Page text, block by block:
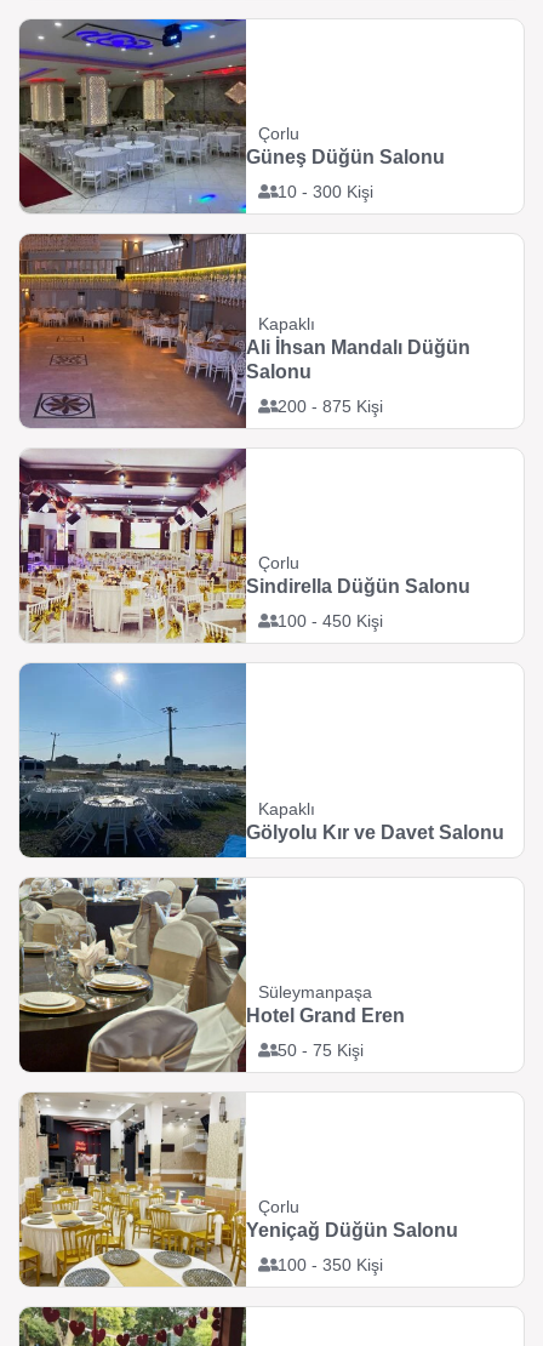
Çorlu
10 - 300 Kişi
Güneş Düğün Salonu
Kapaklı
200 - 875 Kişi
Ali İhsan Mandalı Düğün
Salonu
Çorlu
100 - 450 Kişi
Sindirella Düğün Salonu
Kapaklı
Gölyolu Kır ve Davet Salonu
Süleymanpaşa
50 - 75 Kişi
Hotel Grand Eren
Çorlu
100 - 350 Kişi
Yeniçağ Düğün Salonu